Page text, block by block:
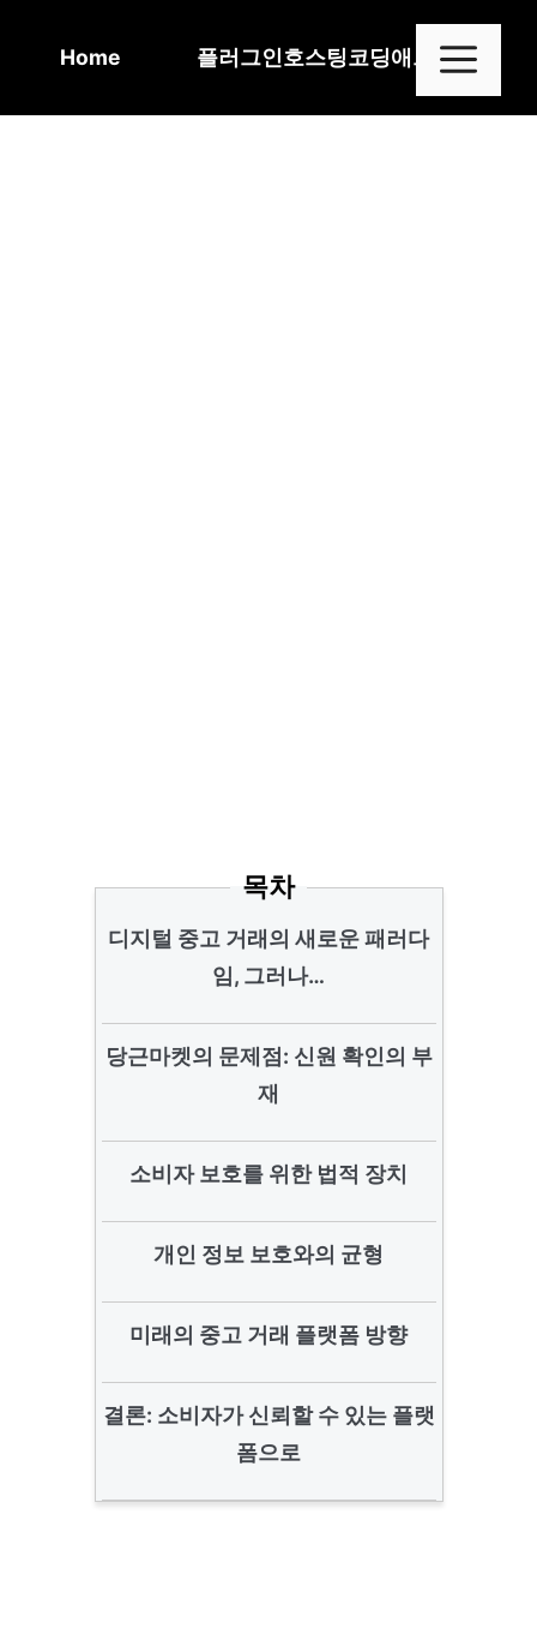
Home 플러그인호스팅코딩애드센스
목차
디지털 중고 거래의 새로운 패러다
임, 그러나…
당근마켓의 문제점: 신원 확인의 부
재
소비자 보호를 위한 법적 장치
개인 정보 보호와의 균형
미래의 중고 거래 플랫폼 방향
결론: 소비자가 신뢰할 수 있는 플랫
폼으로